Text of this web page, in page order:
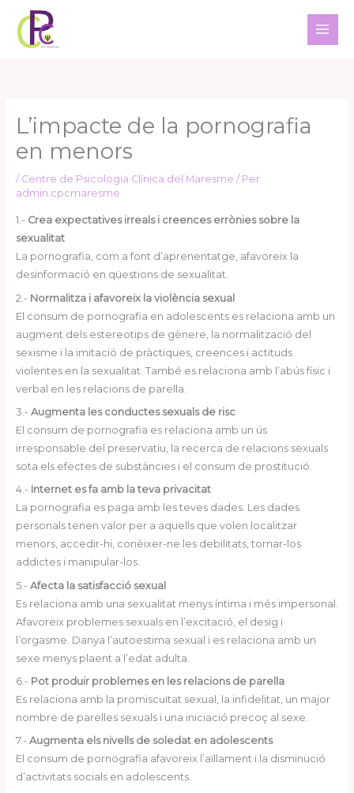
contingut
L’impacte de la pornografia
en menors
/ Centre de Psicologia Clínica del Maresme / Per
admin.cpcmaresme
1.- Crea expectatives irreals i creences errònies sobre la
sexualitat
La pornografia, com a font d’aprenentatge, afavoreix la
desinformació en qüestions de sexualitat.
2.- Normalitza i afavoreix la violència sexual
El consum de pornografia en adolescents es relaciona amb un
augment dels estereotips de gènere, la normalització del
sexisme i la imitació de pràctiques, creences i actituds
violentes en la sexualitat. També es relaciona amb l’abús físic i
verbal en les relacions de parella.
3.- Augmenta les conductes sexuals de risc
El consum de pornografia es relaciona amb un ús
irresponsable del preservatiu, la recerca de relacions sexuals
sota els efectes de substàncies i el consum de prostitució.
4.- Internet es fa amb la teva privacitat
La pornografia es paga amb les teves dades. Les dades
personals tenen valor per a aquells que volen localitzar
menors, accedir-hi, conèixer-ne les debilitats, tornar-los
addictes i manipular-los.
5.- Afecta la satisfacció sexual
Es relaciona amb una sexualitat menys íntima i més impersonal.
Afavoreix problemes sexuals en l’excitació, el desig i
l’orgasme. Danya l’autoestima sexual i es relaciona amb un
sexe menys plaent a l’edat adulta.
6.- Pot produir problemes en les relacions de parella
Es relaciona amb la promiscuïtat sexual, la infidelitat, un major
nombre de parelles sexuals i una iniciació precoç al sexe.
7.- Augmenta els nivells de soledat en adolescents
El consum de pornografia afavoreix l’aïllament i la disminució
d’activitats socials en adolescents.